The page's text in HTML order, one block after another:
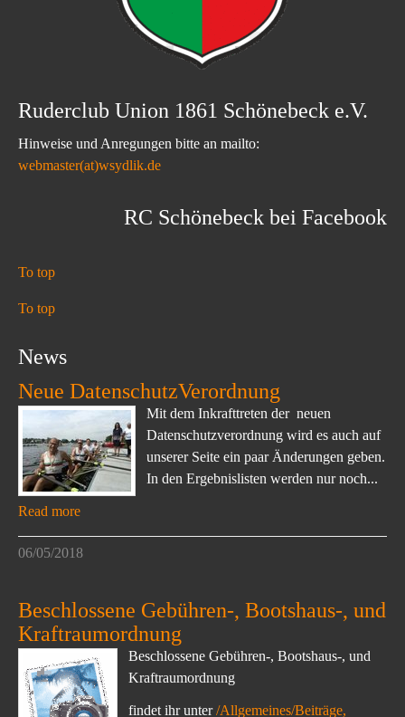
Ruderclub Union 1861 Schönebeck e.V.
Hinweise und Anregungen bitte an mailto:
webmaster(at)wsydlik.de
RC Schönebeck bei Facebook
To top
To top
News
Neue DatenschutzVerordnung
Mit dem Inkrafttreten der neuen
Datenschutzverordnung wird es auch auf
unserer Seite ein paar Änderungen geben.
In den Ergebnislisten werden nur noch...
Read more
06/05/2018
Beschlossene Gebühren-, Bootshaus-, und
Kraftraumordnung
Beschlossene Gebühren-, Bootshaus-, und
Kraftraumordnung
findet ihr unter/Allgemeines/Beiträge,